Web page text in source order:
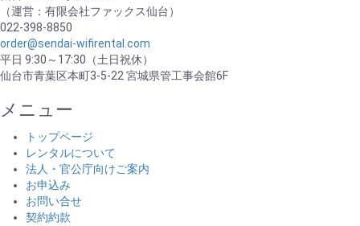
（運営：有限会社ファックス仙台）
022-398-8850
order@sendai-wifirental.com
平日 9:30～17:30（土日祝休）
仙台市青葉区本町3-5-22 宮城県管工事会館6F
メニュー
トップページ
レンタルについて
法人・官公庁向けご案内
お申込み
お問い合せ
契約約款